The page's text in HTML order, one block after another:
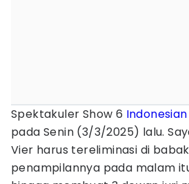
Spektakuler Show 6
pada Senin (3/3/2025) lalu.
Vier harus tereliminasi di
penampilannya pada malam